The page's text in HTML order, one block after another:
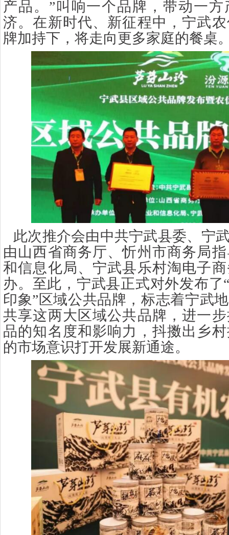
产品。”叫响一个品牌，带动一
济。在新时代、新征程中，宁武
牌加持下，将走向更多家庭的餐桌
此次推介会由中共宁武县委、宁
由山西省商务厅、忻州市商务局
和信息化局、宁武县乐村淘电子
办。至此，宁武县正式对外发布了
印象”区域公共品牌，标志着宁武
共享这两大区域公共品牌，进一
品的知名度和影响力，抖擞出乡
的市场意识打开发展新通途。